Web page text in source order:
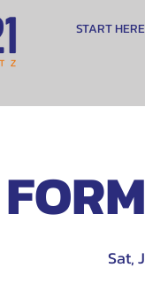
START HERE
Sat,